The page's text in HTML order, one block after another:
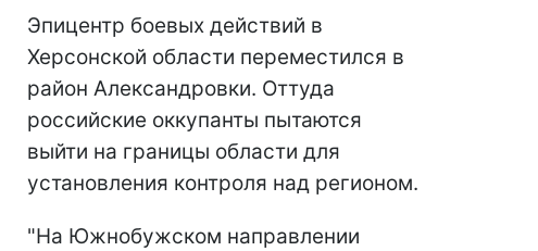
Эпицентр боевых действий в
Херсонской области переместился в
район Александровки. Оттуда
российские оккупанты пытаются
выйти на границы области для
установления контроля над регионом.
"На Южнобужском направлении